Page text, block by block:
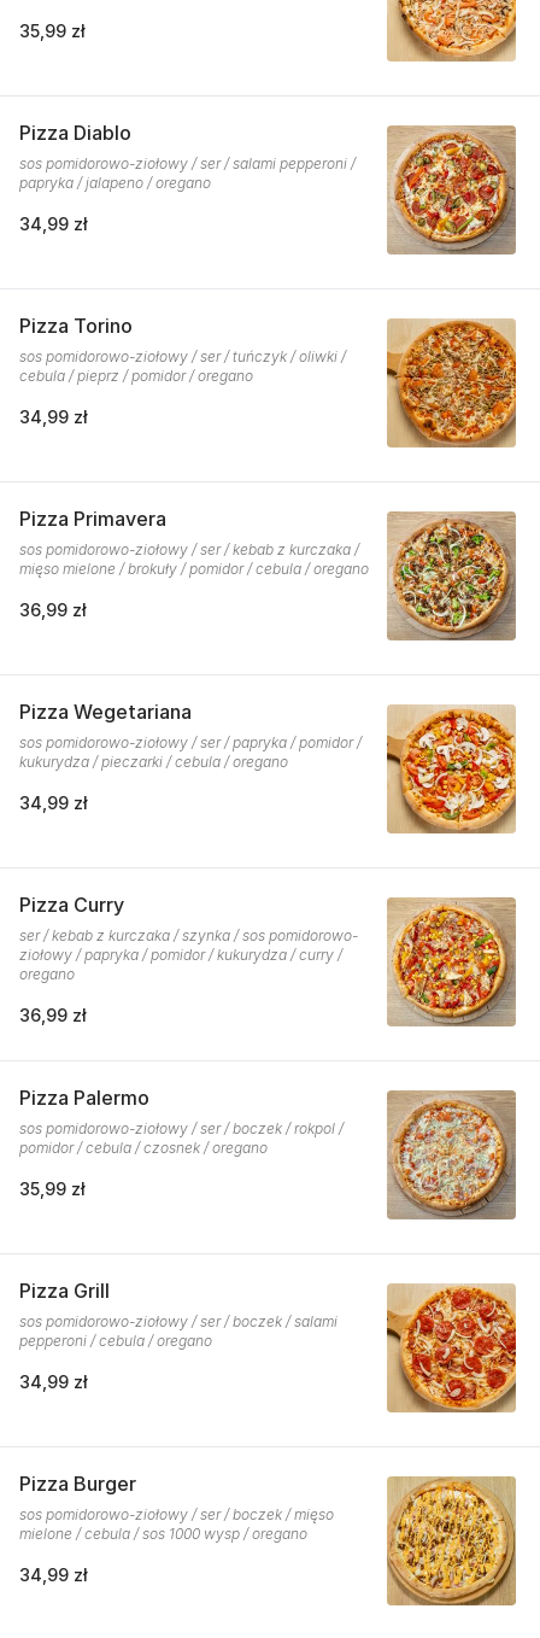
35,99 zł
Pizza Diablo
sos pomidorowo-ziołowy / ser / salami pepperoni /
papryka / jalapeno / oregano
34,99 zł
Pizza Torino
sos pomidorowo-ziołowy / ser / tuńczyk / oliwki /
cebula / pieprz / pomidor / oregano
34,99 zł
Pizza Primavera
sos pomidorowo-ziołowy / ser / kebab z kurczaka /
mięso mielone / brokuły / pomidor / cebula / oregano
36,99 zł
Pizza Wegetariana
sos pomidorowo-ziołowy / ser / papryka / pomidor /
kukurydza / pieczarki / cebula / oregano
34,99 zł
Pizza Curry
ser / kebab z kurczaka / szynka / sos pomidorowo-
ziołowy / papryka / pomidor / kukurydza / curry /
oregano
36,99 zł
Pizza Palermo
sos pomidorowo-ziołowy / ser / boczek / rokpol /
pomidor / cebula / czosnek / oregano
35,99 zł
Pizza Grill
sos pomidorowo-ziołowy / ser / boczek / salami
pepperoni / cebula / oregano
34,99 zł
Pizza Burger
sos pomidorowo-ziołowy / ser / boczek / mięso
mielone / cebula / sos 1000 wysp / oregano
34,99 zł